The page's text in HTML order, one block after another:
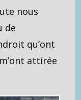
nous
de
qu’ont
attirée